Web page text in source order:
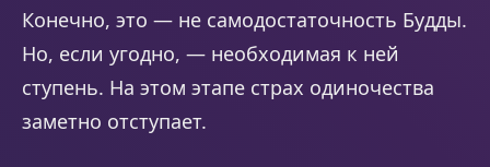
Конечно, это — не самодостаточность Будды.
Но, если угодно, — необходимая к ней
ступень. На этом этапе страх одиночества
заметно отступает.